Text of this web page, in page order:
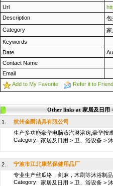
Url
Description
包
Category
家
Keywords
Date
Contact Name
Email
Add to My Favorite
Refer it to Friend
Other links at 家居及日用
1.
杭州金爵洁具有限公司
生产多功能豪华电脑蒸汽淋浴房,豪华按
Category: 家居及日用 > 卫、浴设备 >
2.
宁波市江北康艺保健用品厂
专业生产丝瓜络，剑麻，木刷等沐浴制品
Category: 家居及日用 > 卫、浴设备 >